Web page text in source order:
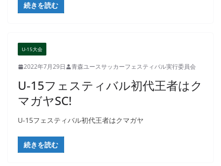
続きを読む
U-15大会
2022年7月29日 青森ユースサッカーフェスティバル実行委員会
U-15フェスティバル初代王者はク
マガヤSC!
U-15フェスティバル初代王者はクマガヤ
続きを読む